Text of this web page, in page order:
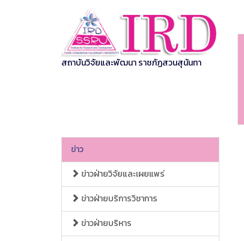
สถาบันวิจัยและพัฒนา ราชภัฏสวนสุนันทา
ข่าว
ข่าวฝ่ายวิจัยและเผยแพร่
ข่าวฝ่ายบริการวิชาการ
ข่าวฝ่ายบริหาร